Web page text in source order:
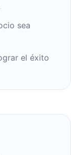
sea
el éxito